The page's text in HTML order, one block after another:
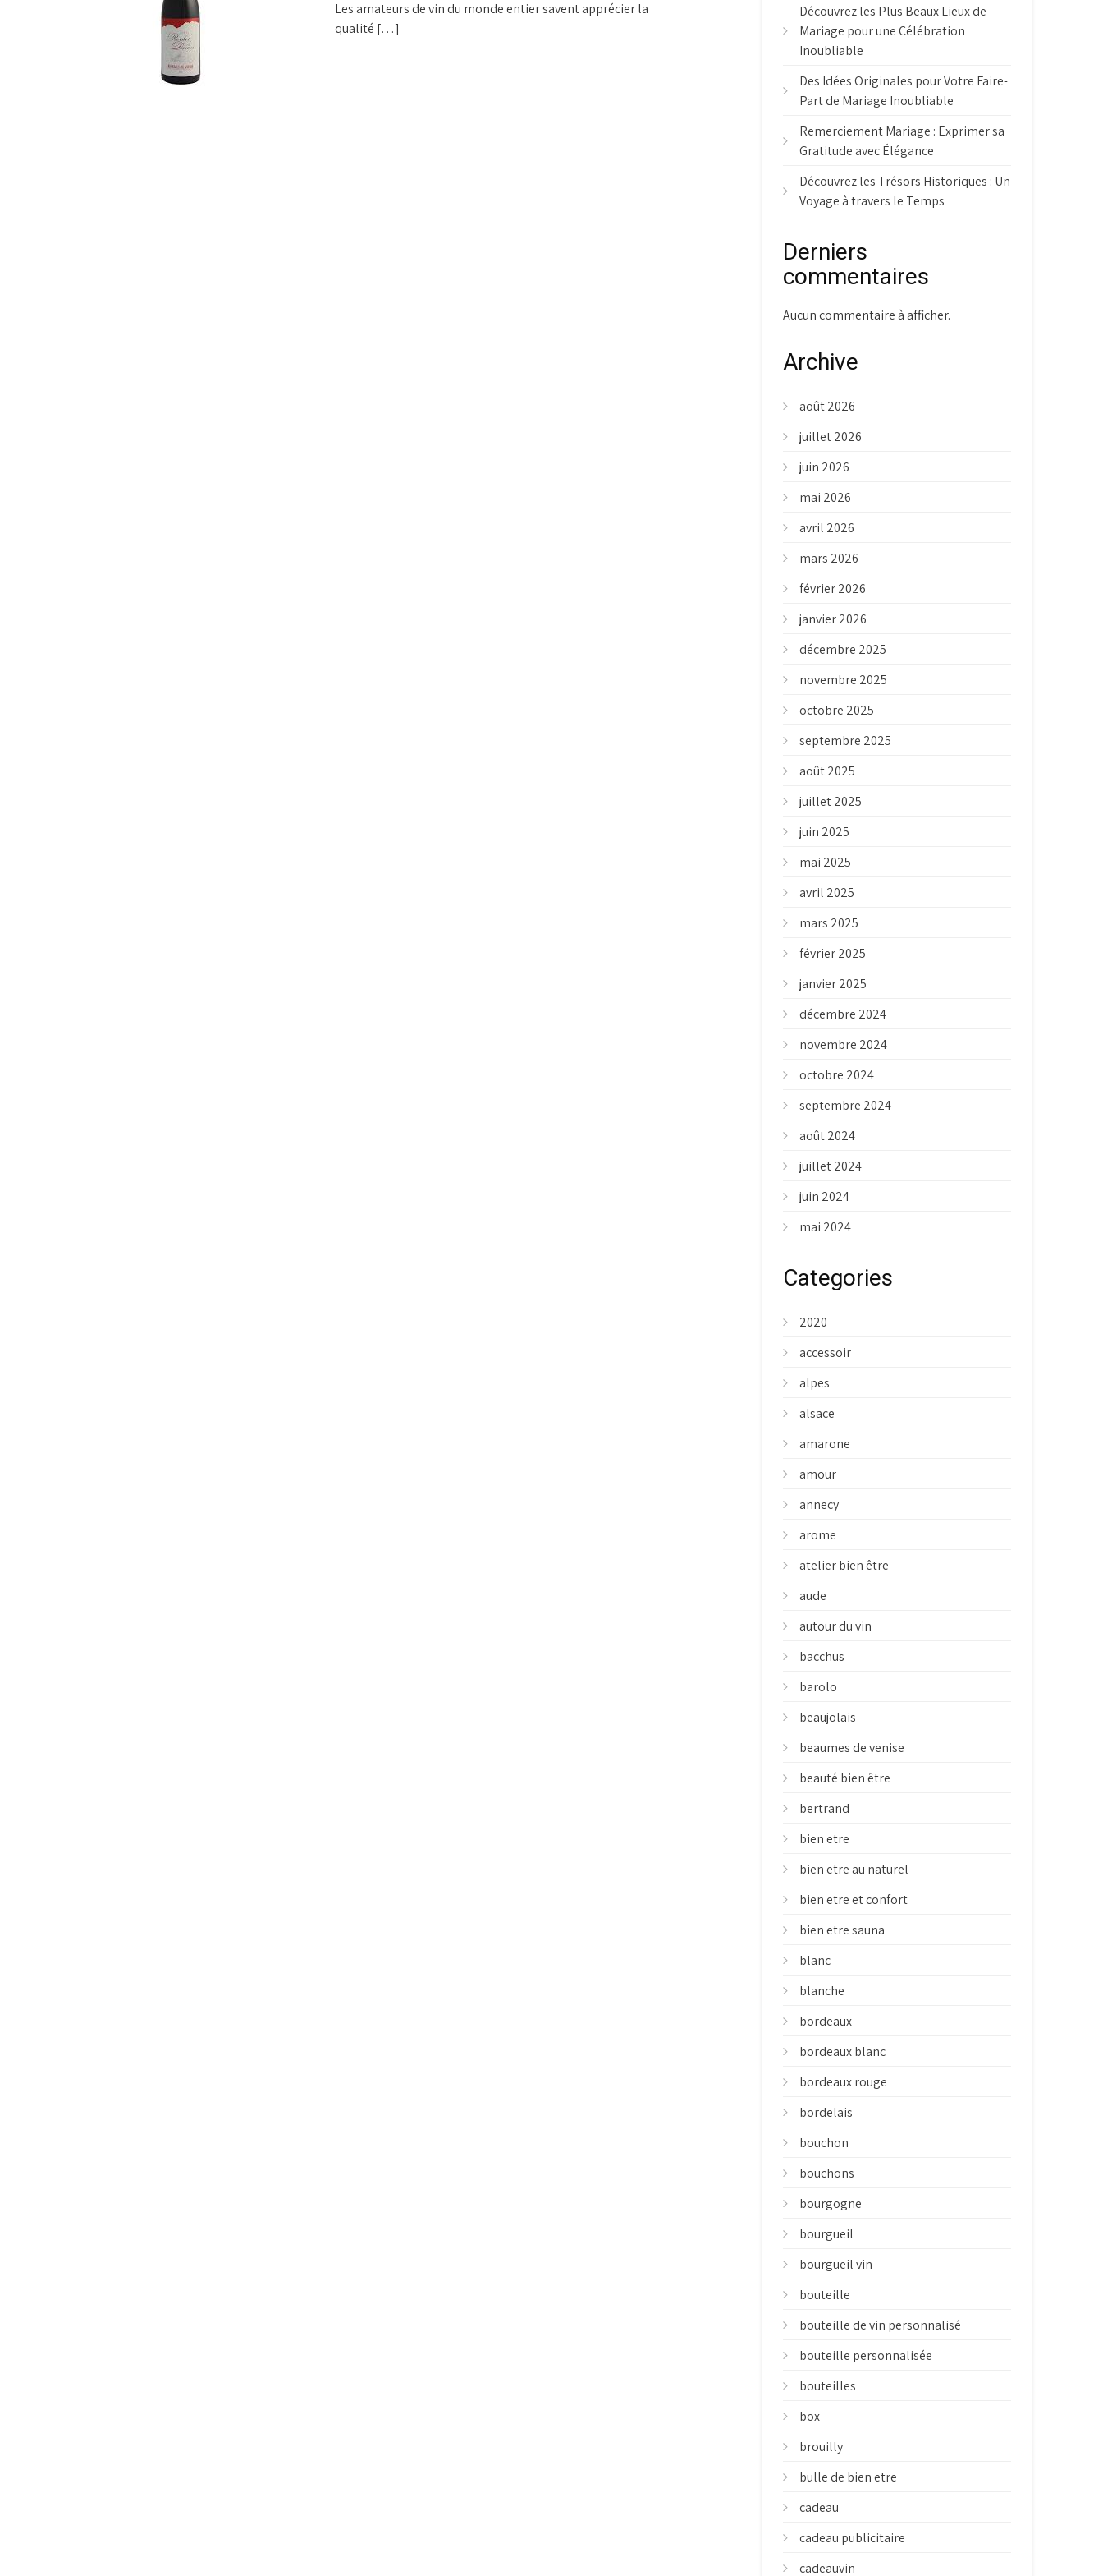
Les amateurs de vin du monde entier savent apprécier la
qualité […]
Découvrez les Plus Beaux Lieux de
Mariage pour une Célébration
Inoubliable
Des Idées Originales pour Votre Faire-
Part de Mariage Inoubliable
Remerciement Mariage : Exprimer sa
Gratitude avec Élégance
Découvrez les Trésors Historiques : Un
Voyage à travers le Temps
Derniers
commentaires
Aucun commentaire à afficher.
Archive
août 2026
juillet 2026
juin 2026
mai 2026
avril 2026
mars 2026
février 2026
janvier 2026
décembre 2025
novembre 2025
octobre 2025
septembre 2025
août 2025
juillet 2025
juin 2025
mai 2025
avril 2025
mars 2025
février 2025
janvier 2025
décembre 2024
novembre 2024
octobre 2024
septembre 2024
août 2024
juillet 2024
juin 2024
mai 2024
Categories
2020
accessoir
alpes
alsace
amarone
amour
annecy
arome
atelier bien être
aude
autour du vin
bacchus
barolo
beaujolais
beaumes de venise
beauté bien être
bertrand
bien etre
bien etre au naturel
bien etre et confort
bien etre sauna
blanc
blanche
bordeaux
bordeaux blanc
bordeaux rouge
bordelais
bouchon
bouchons
bourgogne
bourgueil
bourgueil vin
bouteille
bouteille de vin personnalisé
bouteille personnalisée
bouteilles
box
brouilly
bulle de bien etre
cadeau
cadeau publicitaire
cadeauvin